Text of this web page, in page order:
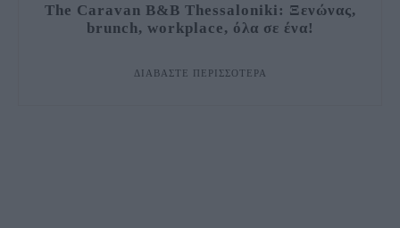
The Caravan B&B Thessaloniki: Ξενώνας,
brunch, workplace, όλα σε ένα!
ΔΙΑΒΆΣΤΕ ΠΕΡΙΣΣΌΤΕΡΑ